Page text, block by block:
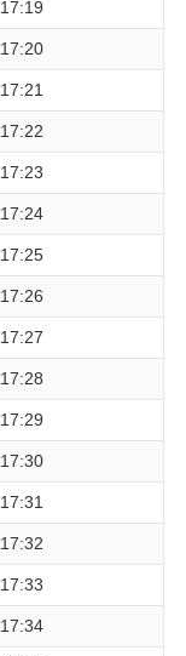
17:19
17:20
17:21
17:22
17:23
17:24
17:25
17:26
17:27
17:28
17:29
17:30
17:31
17:32
17:33
17:34